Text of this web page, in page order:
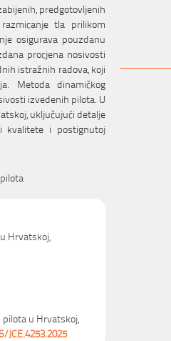
predgotovljenih
tla prilikom
osigurava pouzdanu
procjena nosivosti
istražnih radova, koji
Metoda dinamičkog
izvedenih pilota. U
uključujući detalje
kvalitete i postignutoj
Hrvatskoj,
pilota u Hrvatskoj,